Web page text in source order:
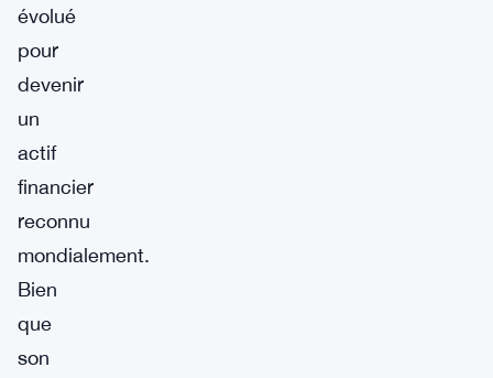
évolué
pour
devenir
un
actif
financier
reconnu
mondialement.
Bien
que
son